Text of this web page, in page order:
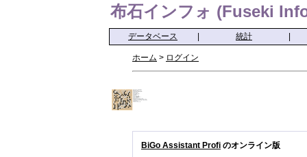
布石インフォ (Fuseki
データベース 統計
ホーム > ログイン
BiGo Assistant Profi のオンライン版